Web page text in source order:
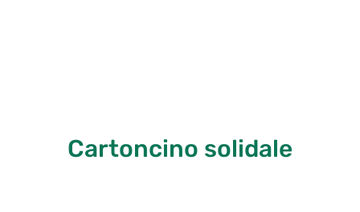
Cartoncino solidale